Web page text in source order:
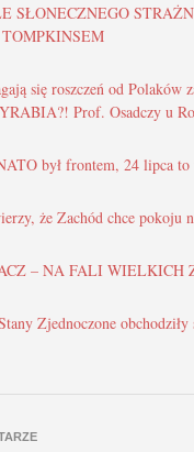
SŁONECZNEGO
się roszczeń od Polaków
Prof. Osadczy u
był frontem, 24 lipca to
że Zachód chce pokoju
– NA FALI WIELKICH
Zjednoczone